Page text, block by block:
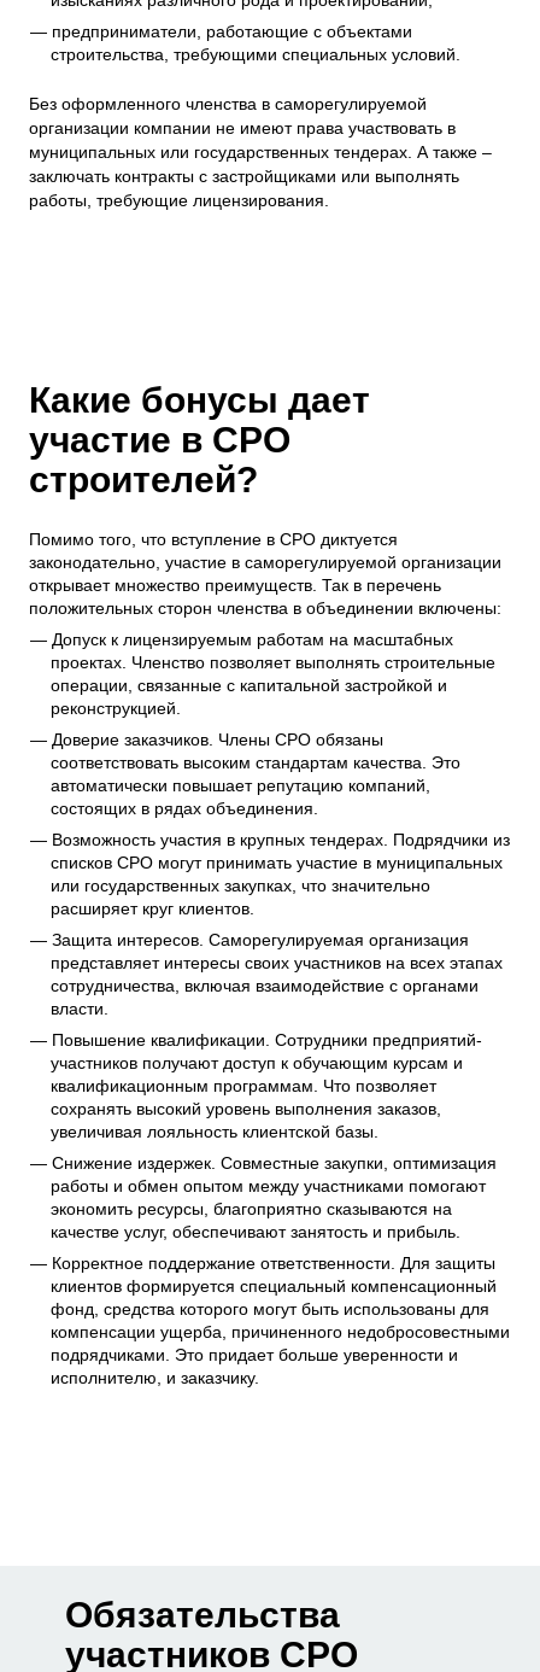
предприниматели, работающие с объектами
строительства, требующими специальных условий.
Без оформленного членства в саморегулируемой
организации компании не имеют права участвовать в
муниципальных или государственных тендерах. А также –
заключать контракты с застройщиками или выполнять
работы, требующие лицензирования.
Какие бонусы дает
участие в СРО
строителей?
Помимо того, что вступление в СРО диктуется
законодательно, участие в саморегулируемой организации
открывает множество преимуществ. Так в перечень
положительных сторон членства в объединении включены:
Допуск к лицензируемым работам на масштабных
проектах. Членство позволяет выполнять строительные
операции, связанные с капитальной застройкой и
реконструкцией.
Доверие заказчиков. Члены СРО обязаны
соответствовать высоким стандартам качества. Это
автоматически повышает репутацию компаний,
состоящих в рядах объединения.
Возможность участия в крупных тендерах. Подрядчики из
списков СРО могут принимать участие в муниципальных
или государственных закупках, что значительно
расширяет круг клиентов.
Защита интересов. Саморегулируемая организация
представляет интересы своих участников на всех этапах
сотрудничества, включая взаимодействие с органами
власти.
Повышение квалификации. Сотрудники предприятий-
участников получают доступ к обучающим курсам и
квалификационным программам. Что позволяет
сохранять высокий уровень выполнения заказов,
увеличивая лояльность клиентской базы.
Снижение издержек. Совместные закупки, оптимизация
работы и обмен опытом между участниками помогают
экономить ресурсы, благоприятно сказываются на
качестве услуг, обеспечивают занятость и прибыль.
Корректное поддержание ответственности. Для защиты
клиентов формируется специальный компенсационный
фонд, средства которого могут быть использованы для
компенсации ущерба, причиненного недобросовестными
подрядчиками. Это придает больше уверенности и
исполнителю, и заказчику.
Обязательства
участников СРО